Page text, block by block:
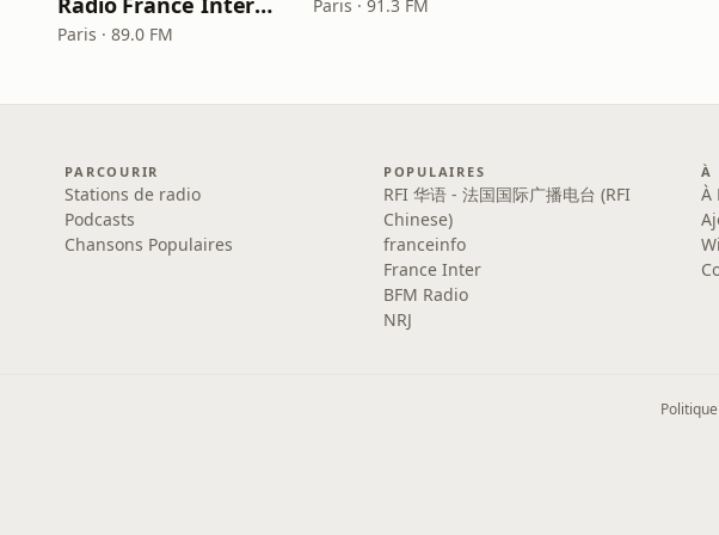
Paris · 89.0 FM
Paris · 91.3 FM
PARCOURIR
Stations de radio
Podcasts
Chansons Populaires
POPULAIRES
RFI 华语 - 法国国际广播电台 (RFI
Chinese)
franceinfo
France Inter
BFM Radio
NRJ
À
À